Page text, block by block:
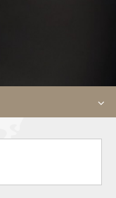
Languages
E-MAIL